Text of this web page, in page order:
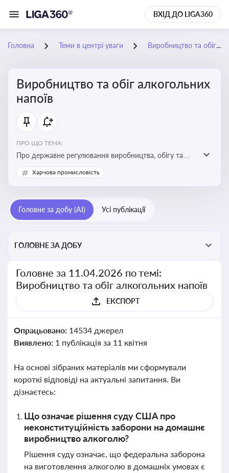
ВХІД ДО LIGA360
Головна Теми в центрі уваги Виробництво та обіг алкогольних напоїв
Виробництво та обіг алкогольних
напоїв
ПРО ЩО ТЕМА:
Про державне регулювання виробництва, обігу та
оподаткування алкогольної продукції, про
ліцензування та правові ризики
Харчова промисловість
Головне за добу (AI) Усі публікації
ГОЛОВНЕ ЗА ДОБУ
Головне за 11.04.2026 по темі:
Виробництво та обіг алкогольних напоїв
ЕКСПОРТ
Опрацьовано: 14534 джерел
Виявлено: 1 публікація за 11 квітня
На основі зібраних матеріалів ми сформували
короткі відповіді на актуальні запитання. Ви
дізнаєтесь:
Що означає рішення суду США про
неконституційність заборони на домашнє
виробництво алкоголю?
Рішення суду означає, що федеральна заборона
на виготовлення алкоголю в домашніх умовах є